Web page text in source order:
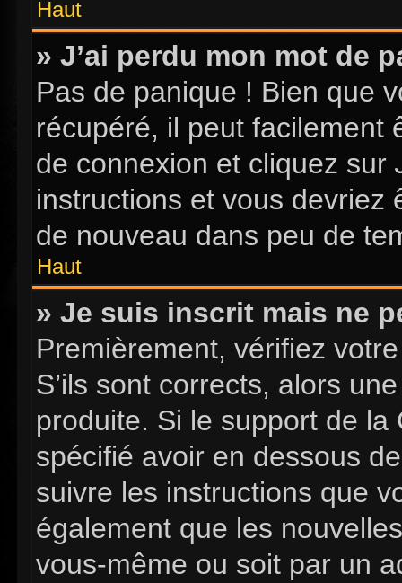
Haut
» J’ai perdu mon mot de
Pas de panique ! Bien que
récupéré, il peut facilement
de connexion et cliquez sur
instructions et vous devriez
de nouveau dans peu de
Haut
» Je suis inscrit mais ne
Premièrement, vérifiez
S’ils sont corrects, alors
produite. Si le support de la
spécifié avoir en dessous
suivre les instructions que
également que les
vous-même ou soit par un